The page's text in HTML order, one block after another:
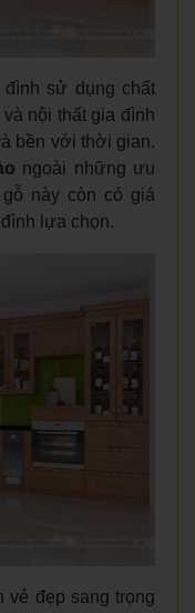
sử dụng chất
nội thất gia đình
bền với thời gian.
ngoài những ưu
này còn có giá
lựa chọn.
vẻ đẹp sang trọng